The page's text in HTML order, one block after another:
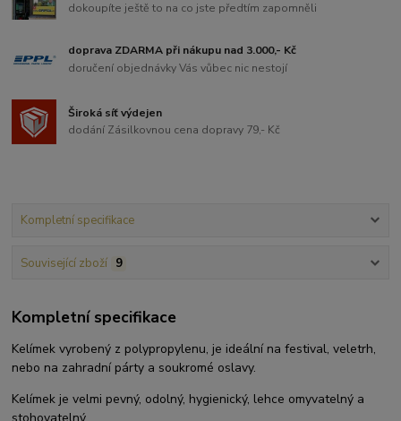
dokoupíte ještě to na co jste předtím zapomněli
doprava ZDARMA při nákupu nad 3.000,- Kč
doručení objednávky Vás vůbec nic nestojí
Široká síť výdejen
dodání Zásilkovnou cena dopravy 79,- Kč
Kompletní specifikace
Související zboží 9
Kompletní specifikace
Kelímek vyrobený z polypropylenu, je ideální na festival, veletrh,
nebo na zahradní párty a soukromé oslavy.
Kelímek je velmi pevný, odolný, hygienický, lehce omyvatelný a